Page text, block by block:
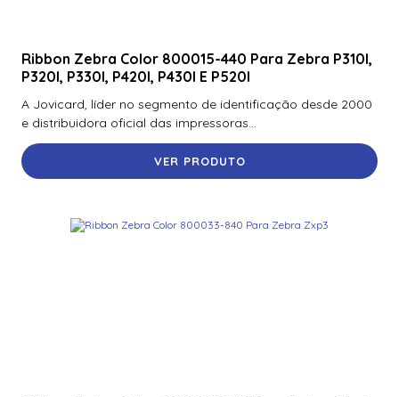
Ribbon Zebra Color 800015-440 Para Zebra P310I,
P320I, P330I, P420I, P430I E P520I
A Jovicard, líder no segmento de identificação desde 2000
e distribuidora oficial das impressoras...
VER PRODUTO